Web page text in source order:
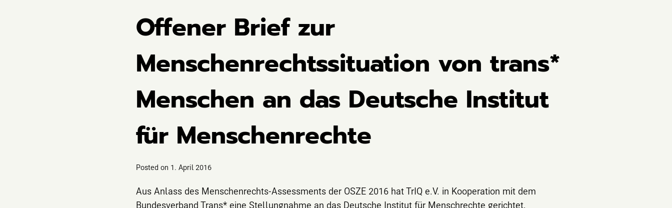
Offener Brief zur
Menschenrechtssituation von trans*
Menschen an das Deutsche Institut
für Menschenrechte
Posted on 1. April 2016
Aus Anlass des Menschenrechts-Assessments der OSZE 2016 hat TrIQ e.V. in Kooperation mit dem
Bundesverband Trans* eine Stellungnahme an das Deutsche Institut für Menschrechte gerichtet,